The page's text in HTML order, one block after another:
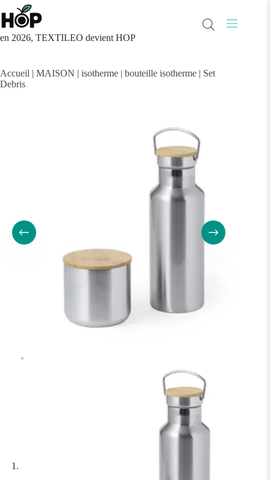
Passer
au
contenu
en 2026, TEXTILEO devient HOP
Accueil | MAISON | isotherme | bouteille isotherme | Set
Debris